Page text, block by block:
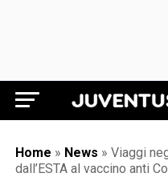
Home » News » Viaggi
dall’ESTA al vaccino anti